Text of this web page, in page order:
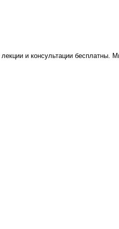
и консультации